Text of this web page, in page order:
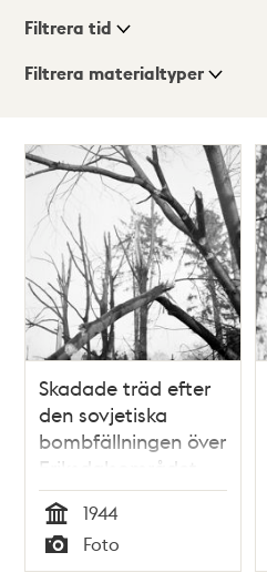
Visningsläge
Lista
Karta
Filtrera tid
Filtrera materialtyper
träffar
Skadade träd efter
den sovjetiska
bombfällningen över
Eriksdalsområdet
1944.
Tid
1944
Typ
Foto